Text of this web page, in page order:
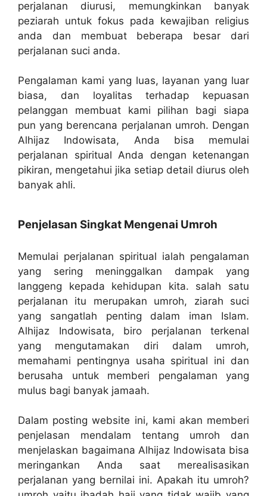
perjalanan diurusi, memungkinkan banyak
peziarah untuk fokus pada kewajiban religius
anda dan membuat beberapa besar dari
perjalanan suci anda.
Pengalaman kami yang luas, layanan yang luar
biasa, dan loyalitas terhadap kepuasan
pelanggan membuat kami pilihan bagi siapa
pun yang berencana perjalanan umroh. Dengan
Alhijaz Indowisata, Anda bisa memulai
perjalanan spiritual Anda dengan ketenangan
pikiran, mengetahui jika setiap detail diurus oleh
banyak ahli.
Penjelasan Singkat Mengenai Umroh
Memulai perjalanan spiritual ialah pengalaman
yang sering meninggalkan dampak yang
langgeng kepada kehidupan kita. salah satu
perjalanan itu merupakan umroh, ziarah suci
yang sangatlah penting dalam iman Islam.
Alhijaz Indowisata, biro perjalanan terkenal
yang mengutamakan diri dalam umroh,
memahami pentingnya usaha spiritual ini dan
berusaha untuk memberi pengalaman yang
mulus bagi banyak jamaah.
Dalam posting website ini, kami akan memberi
penjelasan mendalam tentang umroh dan
menjelaskan bagaimana Alhijaz Indowisata bisa
meringankan Anda saat merealisasikan
perjalanan yang bernilai ini. Apakah itu umroh?